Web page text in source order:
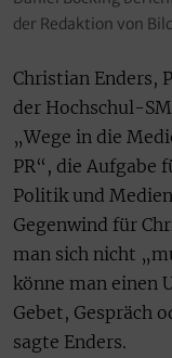
der Redaktion von Bild
Christian Enders,
der Hochschul-
„Wege in die
PR“, die Aufgabe
Politik und
Gegenwind für
man sich nicht
könne man einen
Gebet, Gespräch
sagte Enders.